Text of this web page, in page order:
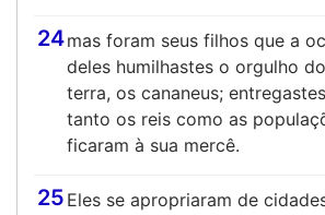
24mas foram seus filhos que a
deles humilhastes o orgulho
terra, os cananeus;
tanto os reis como as
ficaram à sua mercê.
25 Eles se apropriaram de